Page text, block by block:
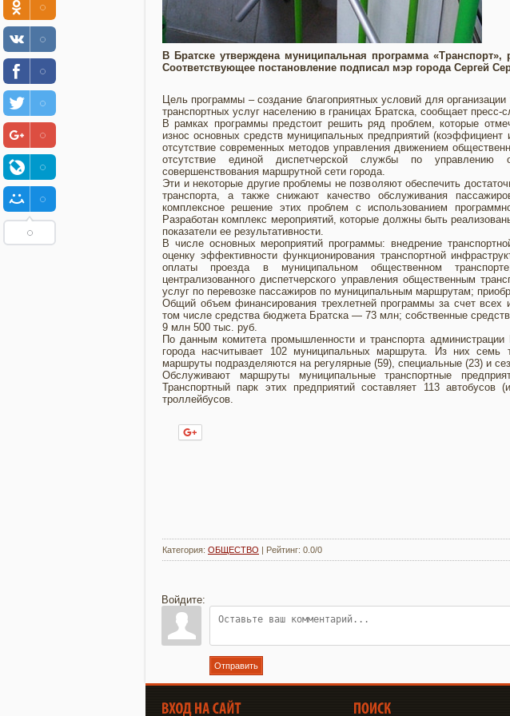
В Братске утверждена муниципальная программа «Транспорт»,
Соответствующее постановление подписал мэр города Сергей
Цель программы – создание благоприятных условий для
транспортных услуг населению в границах Братска, сообщает пресс-
В рамках программы предстоит решить ряд проблем, которые
износ основных средств муниципальных предприятий (коэффициент
отсутствие современных методов управления движением
отсутствие единой диспетчерской службы по управлению
совершенствования маршрутной сети города.
Эти и некоторые другие проблемы не позволяют обеспечить
транспорта, а также снижают качество обслуживания
комплексное решение этих проблем с использованием
Разработан комплекс мероприятий, которые должны быть
показатели ее результативности.
В числе основных мероприятий программы: внедрение
оценку эффективности функционирования транспортной
оплаты проезда в муниципальном общественном
централизованного диспетчерского управления общественным
услуг по перевозке пассажиров по муниципальным маршрутам;
Общий объем финансирования трехлетней программы за счет всех
том числе средства бюджета Братска — 73 млн; собственные
9 млн 500 тыс. руб.
По данным комитета промышленности и транспорта
города насчитывает 102 муниципальных маршрута. Из них семь
маршруты подразделяются на регулярные (59), специальные (23) и
Обслуживают маршруты муниципальные транспортные
Транспортный парк этих предприятий составляет 113
троллейбусов.
Категория: ОБЩЕСТВО | Рейтинг: 0.0/0
Войдите:
Отправить